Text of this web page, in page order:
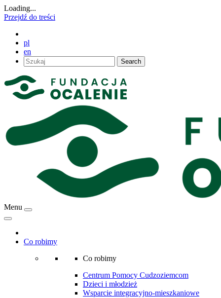
Loading...
Przejdź do treści
pl
en
Search
Menu
Co robimy
Co robimy
Centrum Pomocy Cudzoziemcom
Dzieci i młodzież
Wsparcie integracyjno-mieszkaniowe